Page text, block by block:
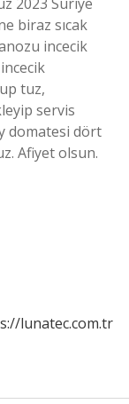
biraz sıcak
incecik
tuz,
servis
domatesi dört
Afiyet olsun.
lunatec.com.tr